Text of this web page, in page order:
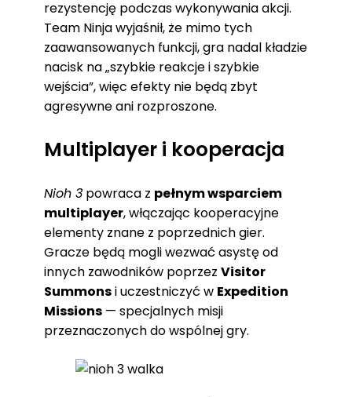
rezystencję podczas wykonywania akcji.
Team Ninja wyjaśnił, że mimo tych
zaawansowanych funkcji, gra nadal kładzie
nacisk na „szybkie reakcje i szybkie
wejścia”, więc efekty nie będą zbyt
agresywne ani rozproszone.
Multiplayer i kooperacja
Nioh 3 powraca z pełnym wsparciem
multiplayer, włączając kooperacyjne
elementy znane z poprzednich gier.
Gracze będą mogli wezwać asystę od
innych zawodników poprzez Visitor
Summonsi uczestniczyć w Expedition
Missions — specjalnych misji
przeznaczonych do wspólnej gry.